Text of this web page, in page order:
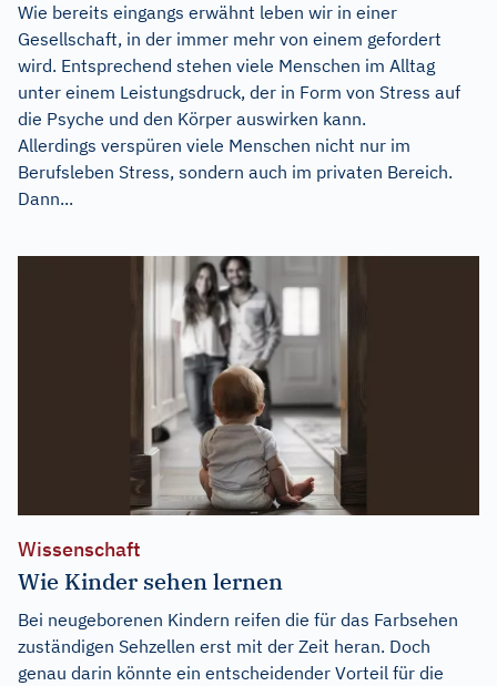
Wie bereits eingangs erwähnt leben wir in einer
Gesellschaft, in der immer mehr von einem gefordert
wird. Entsprechend stehen viele Menschen im Alltag
unter einem Leistungsdruck, der in Form von Stress auf
die Psyche und den Körper auswirken kann.
Allerdings verspüren viele Menschen nicht nur im
Berufsleben Stress, sondern auch im privaten Bereich.
Dann...
Wissenschaft
Wie Kinder sehen lernen
Bei neugeborenen Kindern reifen die für das Farbsehen
zuständigen Sehzellen erst mit der Zeit heran. Doch
genau darin könnte ein entscheidender Vorteil für die